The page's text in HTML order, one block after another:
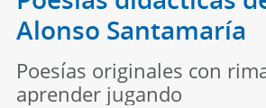
Alonso Santamaría
Poesías originales con
aprender jugando